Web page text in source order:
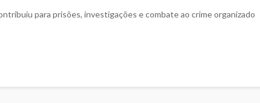
para prisões, investigações e combate ao crime organizado